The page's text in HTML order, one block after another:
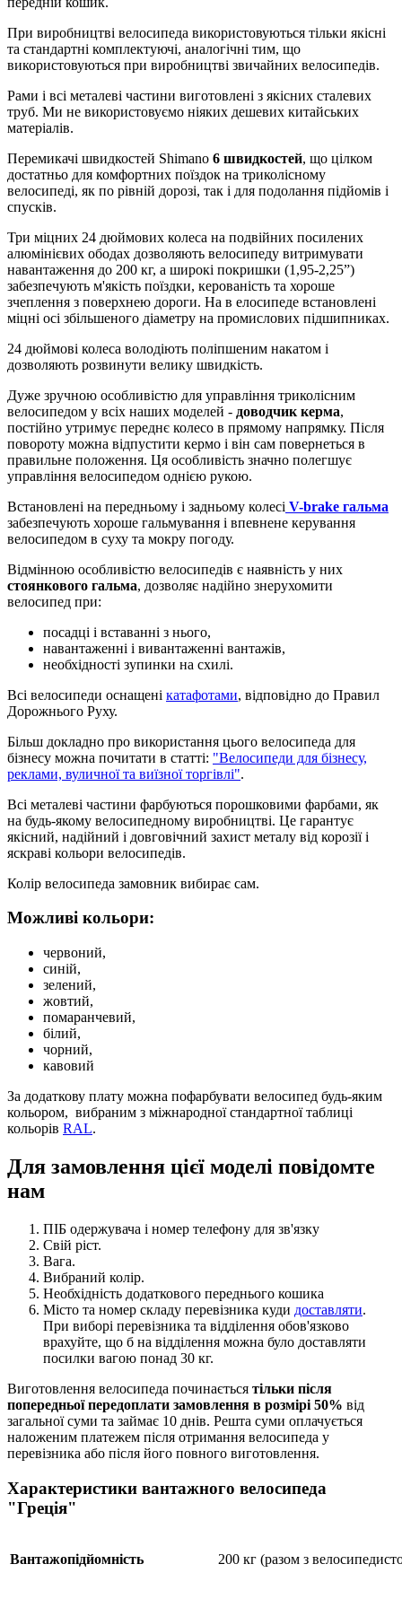
При виробництві велосипеда використовуються тільки якісні
та стандартні комплектуючі, аналогічні тим, що
використовуються при виробництві звичайних велосипедів.
Рами і всі металеві частини виготовлені з якісних сталевих
труб. Ми не використовуємо ніяких дешевих китайських
матеріалів.
Перемикачі швидкостей Shimano 6 швидкостей, що цілком
достатньо для комфортних поїздок на триколісному
велосипеді, як по рівній дорозі, так і для подолання підйомів і
спусків.
Три міцних 24 дюймових колеса на подвійних посилених
алюмінієвих ободах дозволяють велосипеду витримувати
навантаження до 200 кг, а широкі покришки (1,95-2,25”)
забезпечують м'якість поїздки, керованість та хороше
зчеплення з поверхнею дороги. На в елосипеде встановлені
міцні осі збільшеного діаметру на промислових підшипниках.
24 дюймові колеса володіють поліпшеним накатом і
дозволяють розвинути велику швидкість.
Дуже зручною особливістю для управління триколісним
велосипедом у всіх наших моделей - доводчик керма,
постійно утримує переднє колесо в прямому напрямку. Після
повороту можна відпустити кермо і він сам повернеться в
правильне положення. Ця особливість значно полегшує
управління велосипедом однією рукою.
Встановлені на передньому і задньому колесі V-brake гальма
забезпечують хороше гальмування і впевнене керування
велосипедом в суху та мокру погоду.
Відмінною особливістю велосипедів є наявність у них
стоянкового гальма, дозволяє надійно знерухомити
велосипед при:
посадці і вставанні з нього,
навантаженні і вивантаженні вантажів,
необхідності зупинки на схилі.
Всі велосипеди оснащені катафотами, відповідно до Правил
Дорожнього Руху.
Більш докладно про використання цього велосипеда для
бізнесу можна почитати в статті: "Велосипеди для бізнесу,
реклами, вуличної та виїзної торгівлі".
Всі металеві частини фарбуються порошковими фарбами, як
на будь-якому велосипедному виробництві. Це гарантує
якісний, надійний і довговічний захист металу від корозії і
яскраві кольори велосипедів.
Колір велосипеда замовник вибирає сам.
Можливі кольори:
червоний,
синій,
зелений,
жовтий,
помаранчевий,
білий,
чорний,
кавовий
За додаткову плату можна пофарбувати велосипед будь-яким
кольором, вибраним з міжнародної стандартної таблиці
кольорів RAL.
Для замовлення цієї моделі повідомте
нам
ПІБ одержувача і номер телефону для зв'язку
Свій ріст.
Вага.
Вибраний колір.
Необхідність додаткового переднього кошика
Місто та номер складу перевізника куди доставляти.
При виборі перевізника та відділення обов'язково
врахуйте, що б на відділення можна було доставляти
посилки вагою понад 30 кг.
Виготовлення велосипеда починається тільки після
попередньої передоплати замовлення в розмірі 50% від
загальної суми та займає 10 днів. Решта суми оплачується
наложеним платежем після отримання велосипеда у
перевізника або після його повного виготовлення.
Характеристики вантажного велосипеда
"Греція"
Вантажопідйомність 200 кг (разом з